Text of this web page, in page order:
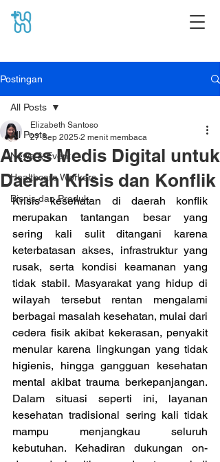
Postingan
All Posts
News & Event
Healthcare Workers
Bisnis dan Produk
All Posts
Akses Medis Digital untuk
Daerah Krisis dan Konflik
Elizabeth Santoso
27 Sep 2025 2 menit membaca
Krisis kesehatan di daerah konflik
merupakan tantangan besar yang
sering kali sulit ditangani karena
keterbatasan akses, infrastruktur yang
rusak, serta kondisi keamanan yang
tidak stabil. Masyarakat yang hidup di
wilayah tersebut rentan mengalami
berbagai masalah kesehatan, mulai dari
cedera fisik akibat kekerasan, penyakit
menular karena lingkungan yang tidak
higienis, hingga gangguan kesehatan
mental akibat trauma berkepanjangan.
Dalam situasi seperti ini, layanan
kesehatan tradisional sering kali tidak
mampu menjangkau seluruh
kebutuhan. Kehadiran dukungan on-